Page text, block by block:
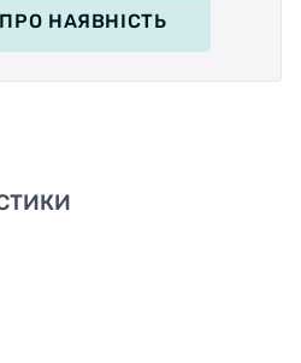
+ закриті промислові;
чорний.
ПРО НАЯВНІСТЬ